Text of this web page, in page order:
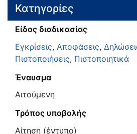
Κατηγορίες
Είδος διαδικασίας
Εγκρίσεις, Αποφάσεις,
Πιστοποιήσεις, Πιστοποιητικά
Έναυσμα
Αιτούμενη
Τρόπος υποβολής
Αίτηση (έντυπο)